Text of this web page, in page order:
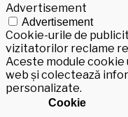
Advertisement
Advertisement
Cookie-urile de
vizitatorilor reclame
Aceste module
web și colectează
personalizate.
Cookie